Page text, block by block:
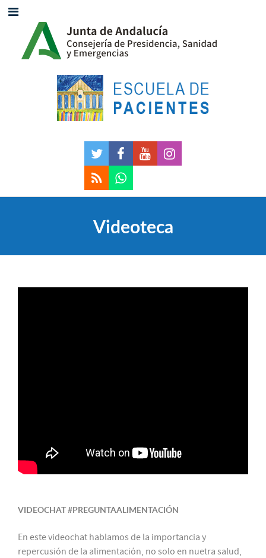
Videoteca
VIDEOCHAT #PREGUNTAALIMENTACIÓN
En este videochat hablamos de la importancia y
repercusión de la alimentación, no solo en nuetra salud,